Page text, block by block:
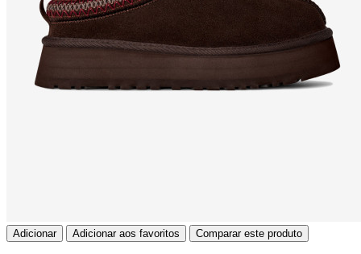
Adicionar Adicionar aos favoritos Comparar este produto